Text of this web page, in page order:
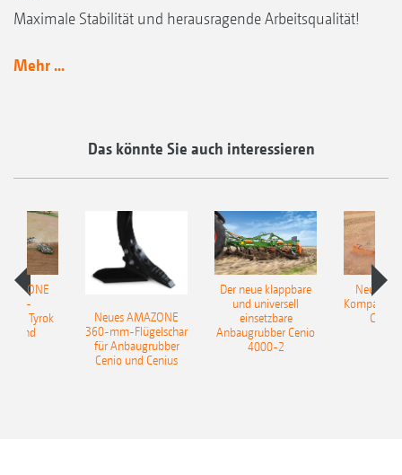
Maximale Stabilität und herausragende Arbeitsqualität!
Mehr ...
Das könnte Sie auch interessieren
Tyrok
Neues AMAZONE
360-mm-Flügelschar
für Anbaugrubber
Cenio und Cenius
Der neue klappbare
und universell
einsetzbare
Anbaugrubber Cenio
4000-2
Neue